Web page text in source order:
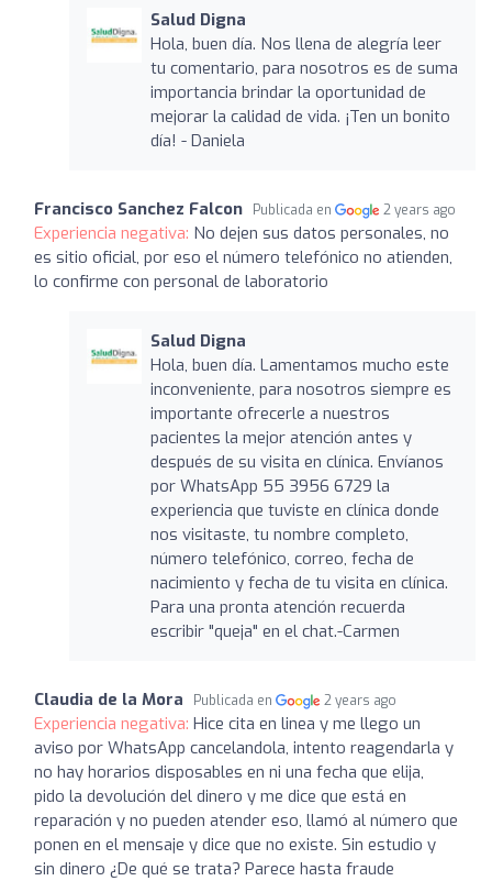
Salud Digna
Hola, buen día. Nos llena de alegría leer
tu comentario, para nosotros es de suma
importancia brindar la oportunidad de
mejorar la calidad de vida. ¡Ten un bonito
día! - Daniela
Francisco Sanchez Falcon Publicada en 2 years ago
Experiencia negativa: No dejen sus datos personales, no
es sitio oficial, por eso el número telefónico no atienden,
lo confirme con personal de laboratorio
Salud Digna
Hola, buen día. Lamentamos mucho este
inconveniente, para nosotros siempre es
importante ofrecerle a nuestros
pacientes la mejor atención antes y
después de su visita en clínica. Envíanos
por WhatsApp 55 3956 6729 la
experiencia que tuviste en clínica donde
nos visitaste, tu nombre completo,
número telefónico, correo, fecha de
nacimiento y fecha de tu visita en clínica.
Para una pronta atención recuerda
escribir "queja" en el chat.-Carmen
Claudia de la Mora Publicada en 2 years ago
Experiencia negativa: Hice cita en linea y me llego un
aviso por WhatsApp cancelandola, intento reagendarla y
no hay horarios disposables en ni una fecha que elija,
pido la devolución del dinero y me dice que está en
reparación y no pueden atender eso, llamó al número que
ponen en el mensaje y dice que no existe. Sin estudio y
sin dinero ¿De qué se trata? Parece hasta fraude